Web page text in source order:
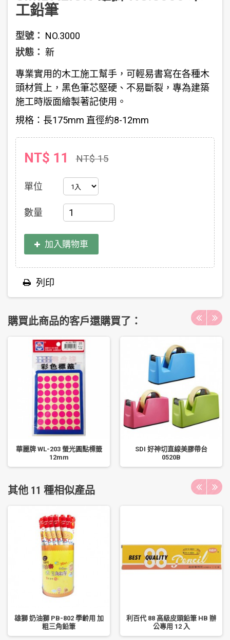
工鉛筆
型號： NO.3000
狀態： 新
專業實用的木工施工幫手，可輕易書寫在各種木
頭材質上，黑色筆芯堅硬、不易斷裂，專為建築
施工時版面繪製著記使用。
規格： 長175mm 直徑約8-12mm
NT$ 11 NT$ 15
單位
數量
加入購物車
列印
購買此商品的客戶還購買了：
華麗牌 WL-203 螢光圓點標籤
12mm
SDI 好神切直線美膠帶台
0520B
其他 11 種相似產品
雄獅 奶油獅 PB-802 學齡用 加
粗三角鉛筆
利百代 88 高級皮頭鉛筆 HB 辦
公專用 12 入